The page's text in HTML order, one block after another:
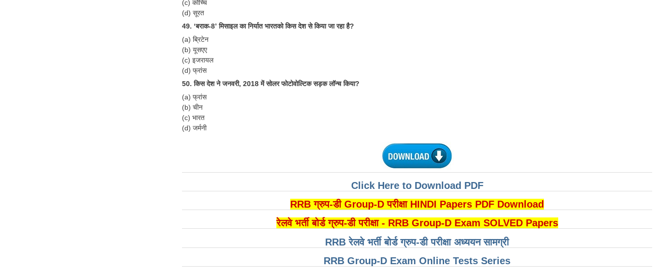
(c) कोच्चि
(d) सूरत
49. ‘बराक-8’ मिसाइल का निर्यात भारतको किस देश से किया जा रहा है?
(a) ब्रिटेन
(b) यूसएए
(c) इजरायल
(d) फ्रांस
50. किस देश ने जनवरी, 2018 में सोलर फोटोवोल्टिक सड़क लॉन्च किया?
(a) फ्रांस
(b) चीन
(c) भारत
(d) जर्मनी
Click Here to Download PDF
RRB ग्रुप-डी Group-D परीक्षा HINDI Papers PDF Download
रेलवे भर्ती बोर्ड ग्रुप-डी परीक्षा - RRB Group-D Exam SOLVED Papers
RRB रेलवे भर्ती बोर्ड ग्रुप-डी परीक्षा अध्ययन सामग्री
RRB Group-D Exam Online Tests Series